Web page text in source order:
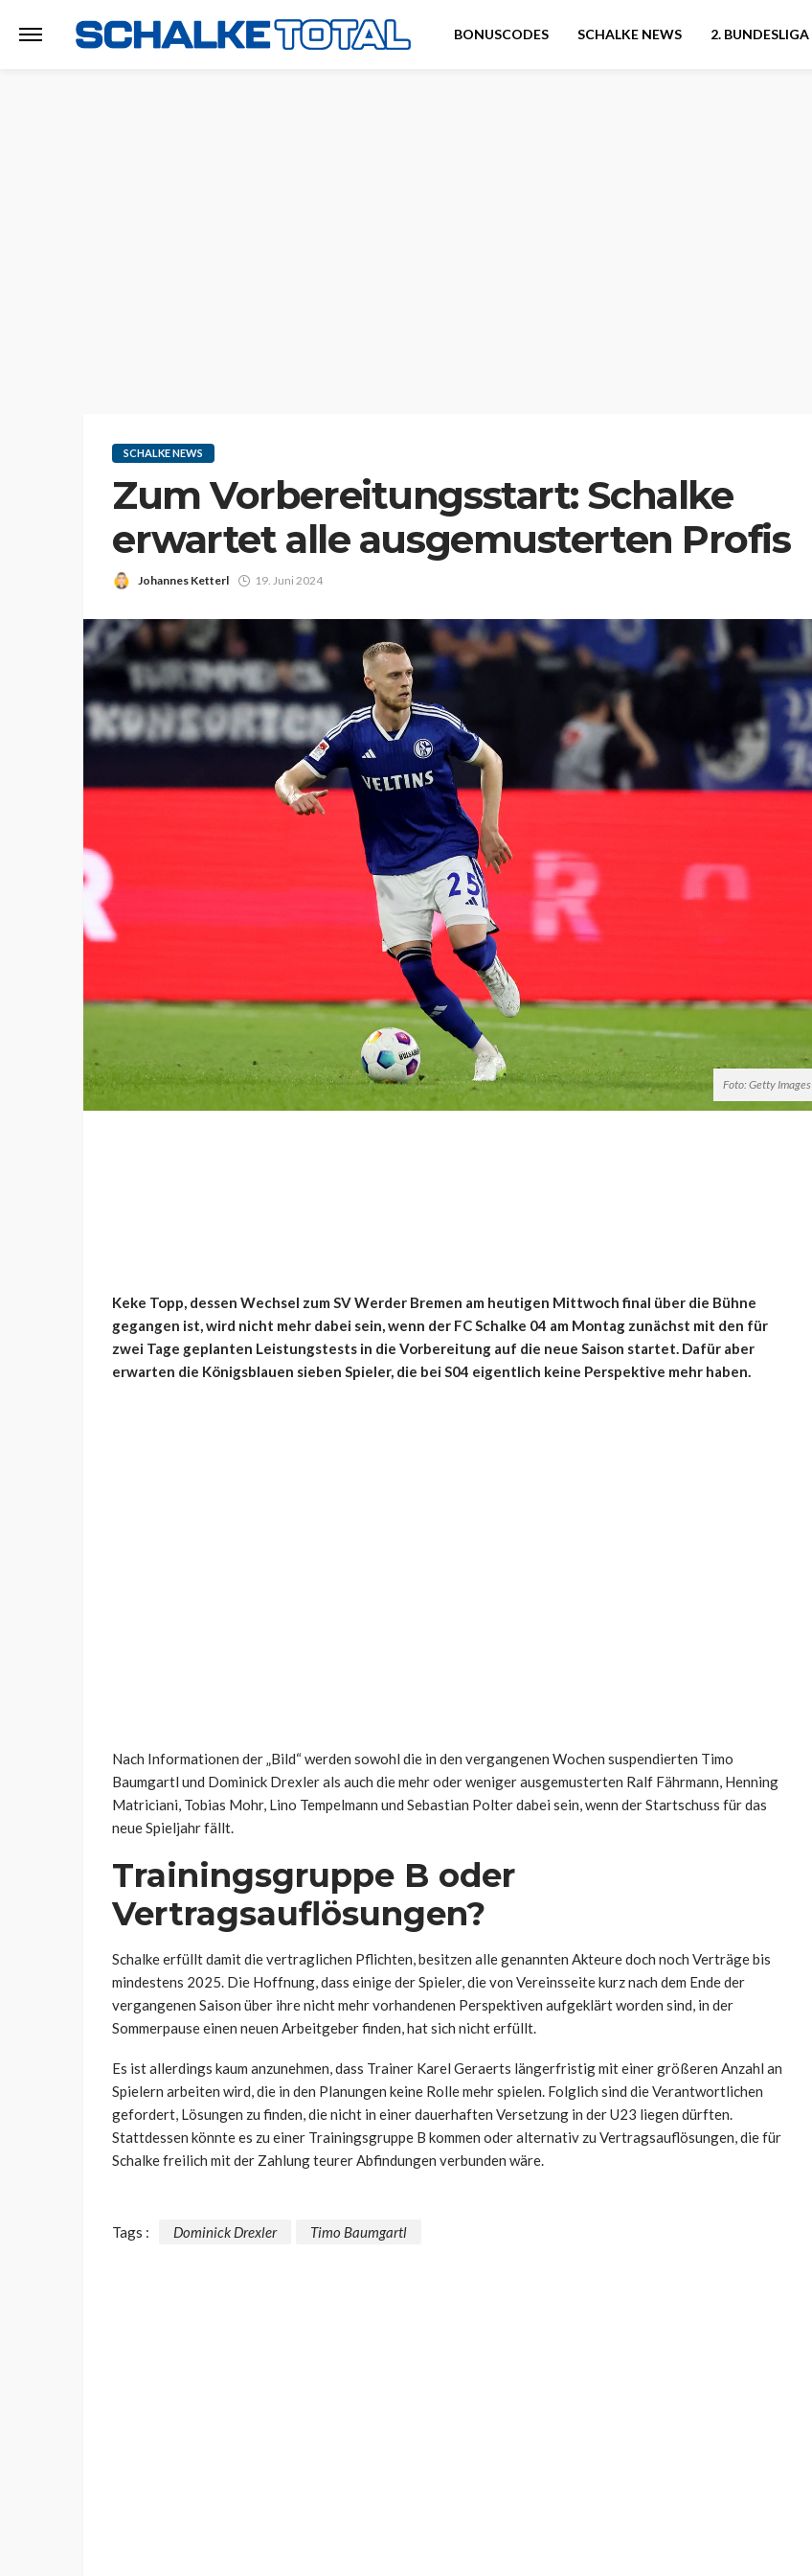
BONUSCODES SCHALKE NEWS 2. BUNDESLIGA
SCHALKE NEWS
Zum Vorbereitungsstart: Schalke
erwartet alle ausgemusterten Profis
Johannes Ketterl 19. Juni 2024
Foto: Getty Images
Keke Topp, dessen Wechsel zum SV Werder Bremen am heutigen Mittwoch final über die Bühne
gegangen ist, wird nicht mehr dabei sein, wenn der FC Schalke 04 am Montag zunächst mit den für
zwei Tage geplanten Leistungstests in die Vorbereitung auf die neue Saison startet. Dafür aber
erwarten die Königsblauen sieben Spieler, die bei S04 eigentlich keine Perspektive mehr haben.
Nach Informationen der „Bild“ werden sowohl die in den vergangenen Wochen suspendierten Timo
Baumgartl und Dominick Drexler als auch die mehr oder weniger ausgemusterten Ralf Fährmann, Henning
Matriciani, Tobias Mohr, Lino Tempelmann und Sebastian Polter dabei sein, wenn der Startschuss für das
neue Spieljahr fällt.
Trainingsgruppe B oder
Vertragsauflösungen?
Schalke erfüllt damit die vertraglichen Pflichten, besitzen alle genannten Akteure doch noch Verträge bis
mindestens 2025. Die Hoffnung, dass einige der Spieler, die von Vereinsseite kurz nach dem Ende der
vergangenen Saison über ihre nicht mehr vorhandenen Perspektiven aufgeklärt worden sind, in der
Sommerpause einen neuen Arbeitgeber finden, hat sich nicht erfüllt.
Es ist allerdings kaum anzunehmen, dass Trainer Karel Geraerts längerfristig mit einer größeren Anzahl an
Spielern arbeiten wird, die in den Planungen keine Rolle mehr spielen. Folglich sind die Verantwortlichen
gefordert, Lösungen zu finden, die nicht in einer dauerhaften Versetzung in der U23 liegen dürften.
Stattdessen könnte es zu einer Trainingsgruppe B kommen oder alternativ zu Vertragsauflösungen, die für
Schalke freilich mit der Zahlung teurer Abfindungen verbunden wäre.
Tags : Dominick Drexler Timo Baumgartl